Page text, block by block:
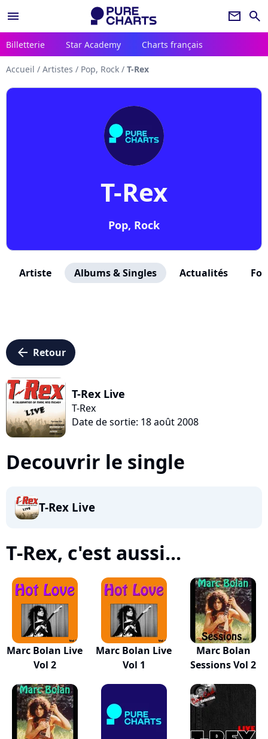
menu newsletter search
Billetterie Star Academy Charts français
Accueil / Artistes / Pop, Rock / T-Rex
T-Rex
Pop, Rock
Artiste Albums & Singles Actualités
arrow_left Retour
T-Rex Live
T-Rex
Date de sortie: 18 août 2008
Decouvrir le single
T-Rex Live
T-Rex, c'est aussi...
Marc Bolan Live
Vol 2
Marc Bolan Live
Vol 1
Marc Bolan
Sessions Vol 2